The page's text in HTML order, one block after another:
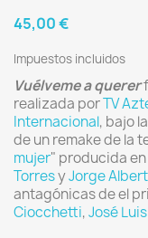
45,00 €
Impuestos incluidos
Vuélveme a querer
realizada porTV
Internacional, bajo
de un remake de la
mujer" producida en
TorresyJorge
antagónicas de el
Ciocchetti,José